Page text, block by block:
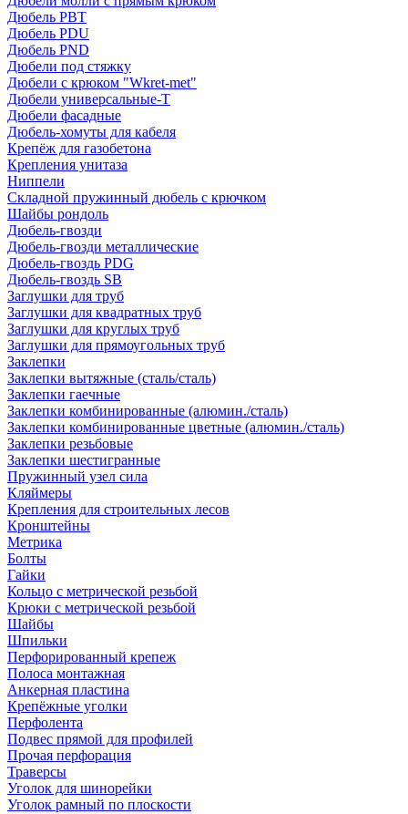
Дюбель PBT
Дюбель PDU
Дюбель PND
Дюбели под стяжку
Дюбели с крюком "Wkret-met"
Дюбели универсальные-Т
Дюбели фасадные
Дюбель-хомуты для кабеля
Крепёж для газобетона
Крепления унитаза
Ниппели
Складной пружинный дюбель с крючком
Шайбы рондоль
Дюбель-гвозди
Дюбель-гвозди металлические
Дюбель-гвоздь PDG
Дюбель-гвоздь SB
Заглушки для труб
Заглушки для квадратных труб
Заглушки для круглых труб
Заглушки для прямоугольных труб
Заклепки
Заклепки вытяжные (сталь/сталь)
Заклепки гаечные
Заклепки комбинированные (алюмин./сталь)
Заклепки комбинированные цветные (алюмин./сталь)
Заклепки резьбовые
Заклепки шестигранные
Пружинный узел сила
Кляймеры
Крепления для строительных лесов
Кронштейны
Метрика
Болты
Гайки
Кольцо с метрической резьбой
Крюки с метрической резьбой
Шайбы
Шпильки
Перфорированный крепеж
Полоса монтажная
Анкерная пластина
Крепёжные уголки
Перфолента
Подвес прямой для профилей
Прочая перфорация
Траверсы
Уголок для шинорейки
Уголок рамный по плоскости